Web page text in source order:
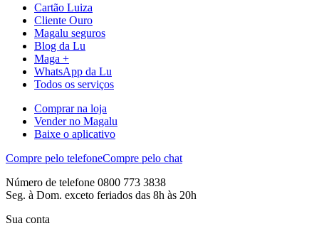
Cartão Luiza
Cliente Ouro
Magalu seguros
Blog da Lu
Maga +
WhatsApp da Lu
Todos os serviços
Comprar na loja
Vender no Magalu
Baixe o aplicativo
Compre pelo telefoneCompre pelo chat
Número de telefone 0800 773 3838
Seg. à Dom. exceto feriados das 8h às 20h
Sua conta